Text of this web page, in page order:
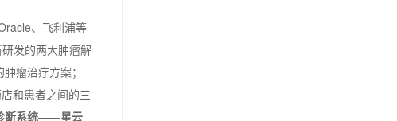
、飞利浦等
发的两大肿瘤解
瘤治疗方案；
和患者之间的三
断系统——星云